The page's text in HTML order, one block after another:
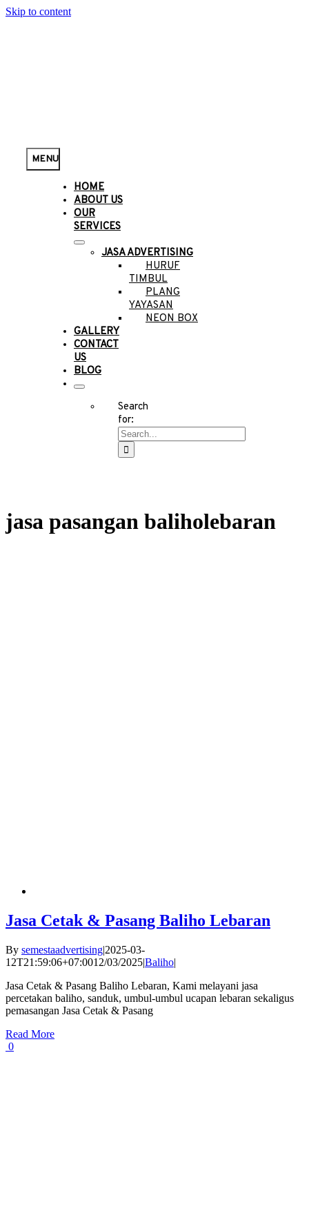
Skip to content
MENU
HOME
ABOUT US
OUR
SERVICES
JASA ADVERTISING
HURUF
TIMBUL
PLANG
YAYASAN
NEON BOX
GALLERY
CONTACT
US
BLOG
Search
for:
jasa pasangan baliholebaran
Jasa Cetak & Pasang Baliho Lebaran
By semestaadvertising|2025-03-
12T21:59:06+07:0012/03/2025|Baliho|
Jasa Cetak & Pasang Baliho Lebaran, Kami melayani jasa
percetakan baliho, sanduk, umbul-umbul ucapan lebaran sekaligus
pemasangan Jasa Cetak & Pasang
Read More
0